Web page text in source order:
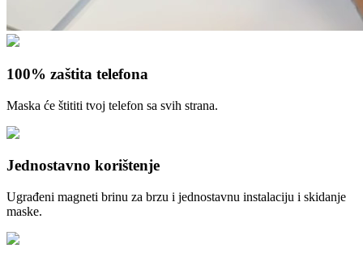
100% zaštita telefona
Maska će štititi tvoj telefon sa svih strana.
Jednostavno korištenje
Ugrađeni magneti brinu za brzu i jednostavnu instalaciju i skidanje
maske.